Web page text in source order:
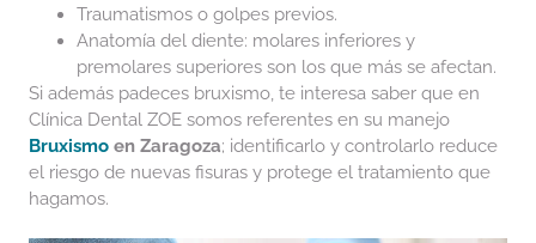
Traumatismos o golpes previos.
Anatomía del diente: molares inferiores y
premolares superiores son los que más se afectan.
Si además padeces bruxismo, te interesa saber que en
Clínica Dental ZOE somos referentes en su manejo
Bruxismo en Zaragoza; identificarlo y controlarlo reduce
el riesgo de nuevas fisuras y protege el tratamiento que
hagamos.